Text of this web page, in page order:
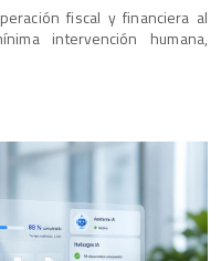
fiscal y financiera al
intervención humana,